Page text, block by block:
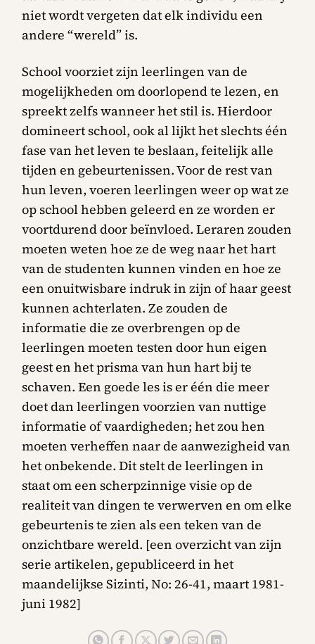
niet wordt vergeten dat elk individu een
andere “wereld” is.
School voorziet zijn leerlingen van de
mogelijkheden om doorlopend te lezen, en
spreekt zelfs wanneer het stil is. Hierdoor
domineert school, ook al lijkt het slechts één
fase van het leven te beslaan, feitelijk alle
tijden en gebeurtenissen. Voor de rest van
hun leven, voeren leerlingen weer op wat ze
op school hebben geleerd en ze worden er
voortdurend door beïnvloed. Leraren zouden
moeten weten hoe ze de weg naar het hart
van de studenten kunnen vinden en hoe ze
een onuitwisbare indruk in zijn of haar geest
kunnen achterlaten. Ze zouden de
informatie die ze overbrengen op de
leerlingen moeten testen door hun eigen
geest en het prisma van hun hart bij te
schaven. Een goede les is er één die meer
doet dan leerlingen voorzien van nuttige
informatie of vaardigheden; het zou hen
moeten verheffen naar de aanwezigheid van
het onbekende. Dit stelt de leerlingen in
staat om een scherpzinnige visie op de
realiteit van dingen te verwerven en om elke
gebeurtenis te zien als een teken van de
onzichtbare wereld. [een overzicht van zijn
serie artikelen, gepubliceerd in het
maandelijkse Sizinti, No: 26-41, maart 1981-
juni 1982]